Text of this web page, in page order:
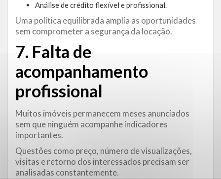
Análise de crédito flexível e profissional.
Uma política equilibrada amplia as oportunidades
sem comprometer a segurança da locação.
7. Falta de
acompanhamento
profissional
Muitos imóveis permanecem meses anunciados
sem que ninguém acompanhe indicadores
importantes.
Questões como preço, número de visualizações,
visitas e retorno dos interessados precisam ser
analisadas constantemente.